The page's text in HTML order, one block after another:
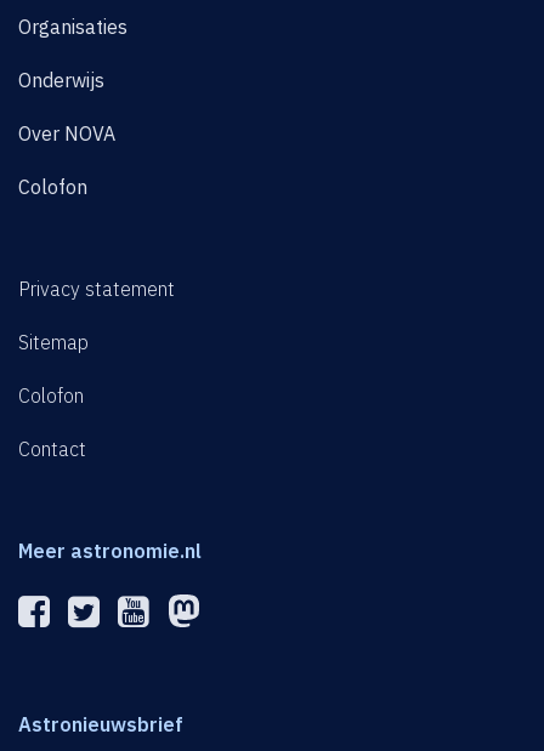
Organisaties
Onderwijs
Over NOVA
Colofon
Privacy statement
Sitemap
Colofon
Contact
Meer astronomie.nl
Astronieuwsbrief